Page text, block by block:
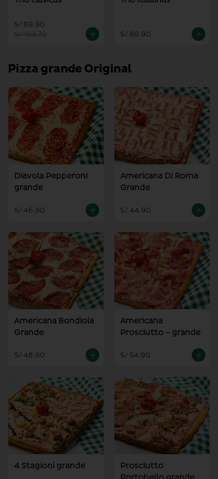
S/ 89.90
S/ 163.70
S/ 89.90
Pizza grande Original
Diavola Pepperoni
grande
S/ 46.90
Americana Di Roma
Grande
S/ 44.90
Americana Bondiola
Grande
S/ 48.90
Americana
Prosciutto - grande
S/ 54.90
4 Stagioni grande
Prosciutto